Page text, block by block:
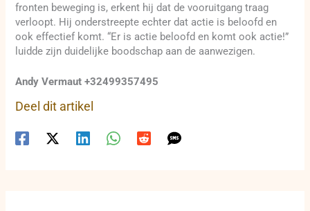
fronten beweging is, erkent hij dat de vooruitgang traag
verloopt. Hij onderstreepte echter dat actie is beloofd en
ook effectief komt. “Er is actie beloofd en komt ook actie!”
luidde zijn duidelijke boodschap aan de aanwezigen.
Andy Vermaut +32499357495
Deel dit artikel